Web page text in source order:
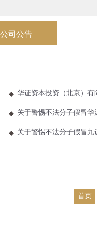
公司公告
华证资本投资（北京）
关于警惕不法分子假冒
关于警惕不法分子假冒
首页